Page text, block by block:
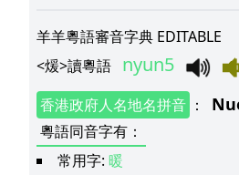
羊羊粵語審音字典 EDITABLE
<煖>讀粵語 nyun5
香港政府人名地名拼音 ：
粵語同音字有 ：
常用字: 暖